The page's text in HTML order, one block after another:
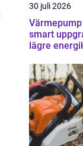
30 juli 2026
smart
lägre